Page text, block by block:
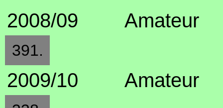
2008/09 Amateur
391.
2009/10 Amateur